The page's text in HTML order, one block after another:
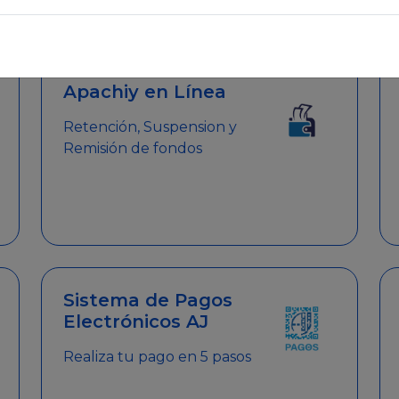
Apachiy en Línea
Retención, Suspension y
Remisión de fondos
Sistema de Pagos
Electrónicos AJ
Realiza tu pago en 5 pasos